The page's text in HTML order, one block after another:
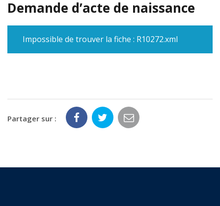
Demande d’acte de naissance
Impossible de trouver la fiche : R10272.xml
Partager sur :